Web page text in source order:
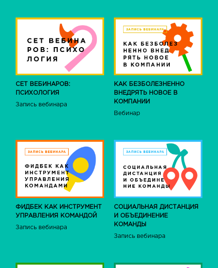
СЕТ ВЕБИНАРОВ:
ПСИХОЛОГИЯ
Запись вебинара
КАК БЕЗБОЛЕЗНЕННО
ВНЕДРЯТЬ НОВОЕ В
КОМПАНИИ
Вебинар
ФИДБЕК КАК ИНСТРУМЕНТ
УПРАВЛЕНИЯ КОМАНДОЙ
Запись вебинара
СОЦИАЛЬНАЯ ДИСТАНЦИЯ
И ОБЪЕДИНЕНИЕ
КОМАНДЫ
Запись вебинара